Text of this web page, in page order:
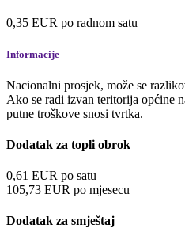
0,35 EUR po radnom satu
Informacije
Nacionalni prosjek, može se
Ako se radi izvan teritorija općine
putne troškove snosi tvrtka.
Dodatak za topli obrok
0,61 EUR po satu
105,73 EUR po mjesecu
Dodatak za smještaj